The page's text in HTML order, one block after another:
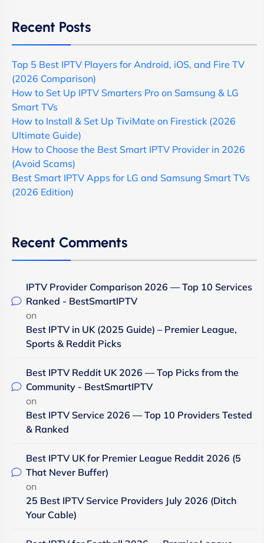
Recent Posts
Top 5 Best IPTV Players for Android, iOS, and Fire TV
(2026 Comparison)
How to Set Up IPTV Smarters Pro on Samsung & LG
Smart TVs
How to Install & Set Up TiviMate on Firestick (2026
Ultimate Guide)
How to Choose the Best Smart IPTV Provider in 2026
(Avoid Scams)
Best Smart IPTV Apps for LG and Samsung Smart TVs
(2026 Edition)
Recent Comments
IPTV Provider Comparison 2026 — Top 10 Services
Ranked - BestSmartIPTV
on
Best IPTV in UK (2025 Guide) – Premier League,
Sports & Reddit Picks
Best IPTV Reddit UK 2026 — Top Picks from the
Community - BestSmartIPTV
on
Best IPTV Service 2026 — Top 10 Providers Tested
& Ranked
Best IPTV UK for Premier League Reddit 2026 (5
That Never Buffer)
on
25 Best IPTV Service Providers July 2026 (Ditch
Your Cable)